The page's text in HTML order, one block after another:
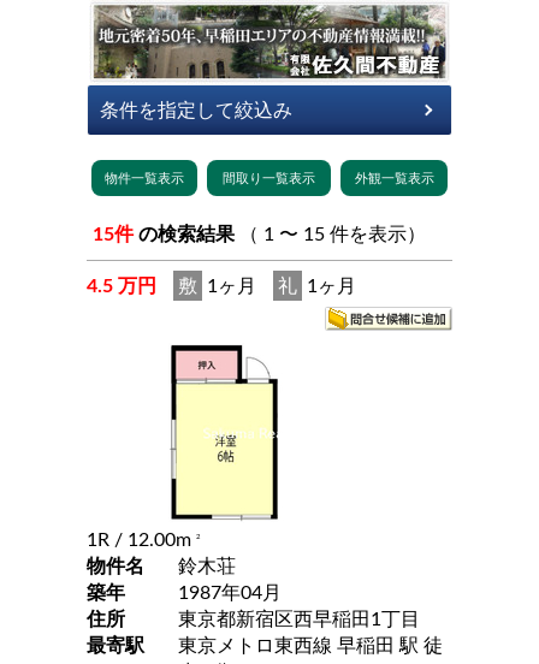
15件 の検索結果 （ 1 〜 15 件を表示）
4.5 万円 敷 1ヶ月 礼 1ヶ月
1R / 12.00m 2
物件名
鈴木荘
築年
1987年04月
住所
東京都新宿区西早稲田1丁目
最寄駅
東京メトロ東西線 早稲田 駅 徒